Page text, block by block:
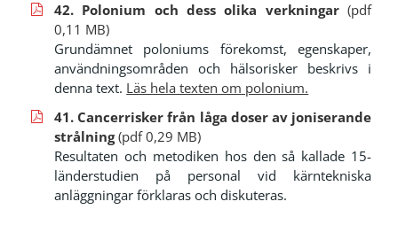
42. Polonium och dess olika verkningar (pdf
0,11 MB)
Grundämnet poloniums förekomst, egenskaper,
användningsområden och hälsorisker beskrivs i
denna text. Läs hela texten om polonium.
41. Cancerrisker från låga doser av joniserande
strålning(pdf 0,29 MB)
Resultaten och metodiken hos den så kallade 15-
länderstudien på personal vid kärntekniska
anläggningar förklaras och diskuteras.